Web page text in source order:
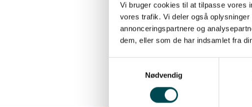
Vi bruger cookies til at tilpasse vores
vores trafik. Vi deler også
annonceringspartnere og
dem, eller som de har indsamlet fra
Nødvendig
Vi tilbyder
behov og
rådgivning
Kontakt os